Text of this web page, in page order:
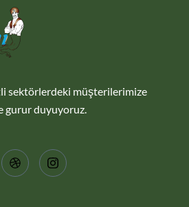
sektörlerdeki müşterilerimize
gurur duyuyoruz.